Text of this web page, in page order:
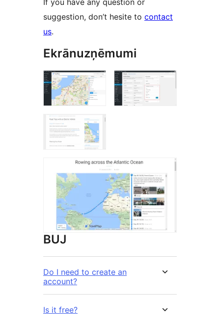
If you have any question or
suggestion, don’t hesite to contact
us.
Ekrānuzņēmumi
BUJ
Do I need to create an
account?
Is it free?